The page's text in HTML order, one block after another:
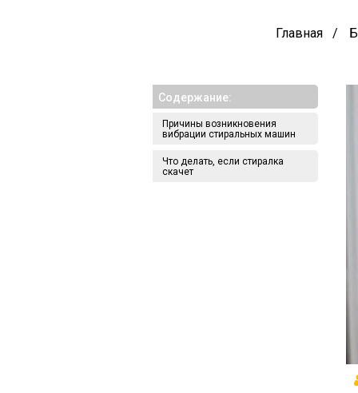
Главная
Cодержание:
Причины возникновения
вибрации стиральных машин
Что делать, если стиралка
скачет